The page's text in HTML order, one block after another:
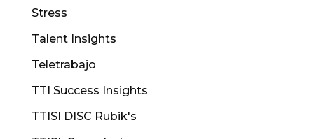
Stress
Talent Insights
Teletrabajo
TTI Success Insights
TTISI DISC Rubik's